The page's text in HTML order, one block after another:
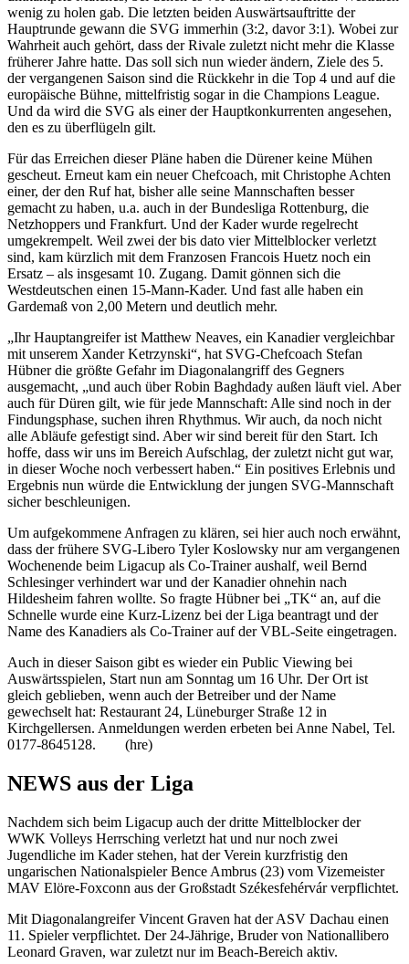
wenig zu holen gab. Die letzten beiden Auswärtsauftritte der
Hauptrunde gewann die SVG immerhin (3:2, davor 3:1). Wobei zur
Wahrheit auch gehört, dass der Rivale zuletzt nicht mehr die Klasse
früherer Jahre hatte. Das soll sich nun wieder ändern, Ziele des 5.
der vergangenen Saison sind die Rückkehr in die Top 4 und auf die
europäische Bühne, mittelfristig sogar in die Champions League.
Und da wird die SVG als einer der Hauptkonkurrenten angesehen,
den es zu überflügeln gilt.
Für das Erreichen dieser Pläne haben die Dürener keine Mühen
gescheut. Erneut kam ein neuer Chefcoach, mit Christophe Achten
einer, der den Ruf hat, bisher alle seine Mannschaften besser
gemacht zu haben, u.a. auch in der Bundesliga Rottenburg, die
Netzhoppers und Frankfurt. Und der Kader wurde regelrecht
umgekrempelt. Weil zwei der bis dato vier Mittelblocker verletzt
sind, kam kürzlich mit dem Franzosen Francois Huetz noch ein
Ersatz – als insgesamt 10. Zugang. Damit gönnen sich die
Westdeutschen einen 15-Mann-Kader. Und fast alle haben ein
Gardemaß von 2,00 Metern und deutlich mehr.
„Ihr Hauptangreifer ist Matthew Neaves, ein Kanadier vergleichbar
mit unserem Xander Ketrzynski“, hat SVG-Chefcoach Stefan
Hübner die größte Gefahr im Diagonalangriff des Gegners
ausgemacht, „und auch über Robin Baghdady außen läuft viel. Aber
auch für Düren gilt, wie für jede Mannschaft: Alle sind noch in der
Findungsphase, suchen ihren Rhythmus. Wir auch, da noch nicht
alle Abläufe gefestigt sind. Aber wir sind bereit für den Start. Ich
hoffe, dass wir uns im Bereich Aufschlag, der zuletzt nicht gut war,
in dieser Woche noch verbessert haben.“ Ein positives Erlebnis und
Ergebnis nun würde die Entwicklung der jungen SVG-Mannschaft
sicher beschleunigen.
Um aufgekommene Anfragen zu klären, sei hier auch noch erwähnt,
dass der frühere SVG-Libero Tyler Koslowsky nur am vergangenen
Wochenende beim Ligacup als Co-Trainer aushalf, weil Bernd
Schlesinger verhindert war und der Kanadier ohnehin nach
Hildesheim fahren wollte. So fragte Hübner bei „TK“ an, auf die
Schnelle wurde eine Kurz-Lizenz bei der Liga beantragt und der
Name des Kanadiers als Co-Trainer auf der VBL-Seite eingetragen.
Auch in dieser Saison gibt es wieder ein Public Viewing bei
Auswärtsspielen, Start nun am Sonntag um 16 Uhr. Der Ort ist
gleich geblieben, wenn auch der Betreiber und der Name
gewechselt hat: Restaurant 24, Lüneburger Straße 12 in
Kirchgellersen. Anmeldungen werden erbeten bei Anne Nabel, Tel.
0177-8645128. (hre)
NEWS aus der Liga
Nachdem sich beim Ligacup auch der dritte Mittelblocker der
WWK Volleys Herrsching verletzt hat und nur noch zwei
Jugendliche im Kader stehen, hat der Verein kurzfristig den
ungarischen Nationalspieler Bence Ambrus (23) vom Vizemeister
MAV Elöre-Foxconn aus der Großstadt Székesfehérvár verpflichtet.
Mit Diagonalangreifer Vincent Graven hat der ASV Dachau einen
11. Spieler verpflichtet. Der 24-Jährige, Bruder von Nationallibero
Leonard Graven, war zuletzt nur im Beach-Bereich aktiv.